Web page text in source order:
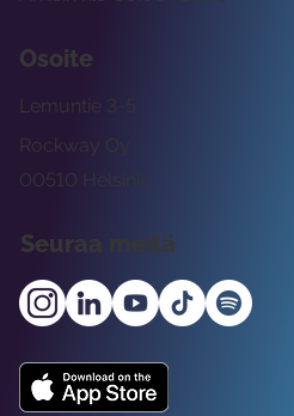
Osoite
Rockway Oy
Lemuntie 3-5
00510 Helsinki
Seuraa meitä